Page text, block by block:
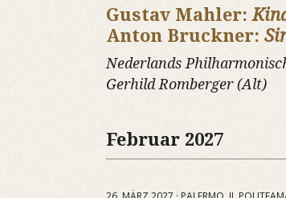
Gustav Mahler:
Anton Bruckner:
Nederlands
Gerhild Romberger (Alt)
Februar 2027